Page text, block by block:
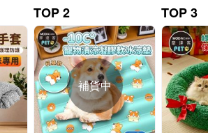
TOP 2
補貨中
TOP 3